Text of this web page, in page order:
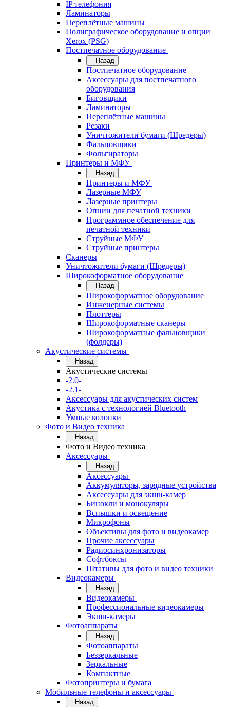
IP телефония
Ламинаторы
Переплётные машины
Полиграфическое оборудование и опции
Xerox (PSG)
Постпечатное оборудование
Назад
Постпечатное оборудование
Аксессуары для постпечатного
оборудования
Биговщики
Ламинаторы
Переплётные машины
Резаки
Уничтожители бумаги (Шредеры)
Фальцовщики
Фольгираторы
Принтеры и МФУ
Назад
Принтеры и МФУ
Лазерные МФУ
Лазерные принтеры
Опции для печатной техники
Программное обеспечение для
печатной техники
Струйные МФУ
Струйные принтеры
Сканеры
Уничтожители бумаги (Шредеры)
Широкоформатное оборудование
Назад
Широкоформатное оборудование
Инженерные системы
Плоттеры
Широкоформатные сканеры
Широкоформатные фальцовщики
(фолдеры)
Акустические системы
Назад
Акустические системы
-2.0-
-2.1-
Аксессуары для акустических систем
Акустика с технологией Bluetooth
Умные колонки
Фото и Видео техника
Назад
Фото и Видео техника
Аксессуары
Назад
Аксессуары
Аккумуляторы, зарядные устройства
Аксессуары для экшн-камер
Бинокли и монокуляры
Вспышки и освещение
Микрофоны
Объективы для фото и видеокамер
Прочие аксессуары
Радиосинхронизаторы
Софтбоксы
Штативы для фото и видео техники
Видеокамеры
Назад
Видеокамеры
Профессиональные видеокамеры
Экшн-камеры
Фотоаппараты
Назад
Фотоаппараты
Беззеркальные
Зеркальные
Компактные
Фотопринтеры и бумага
Мобильные телефоны и аксессуары
Назад